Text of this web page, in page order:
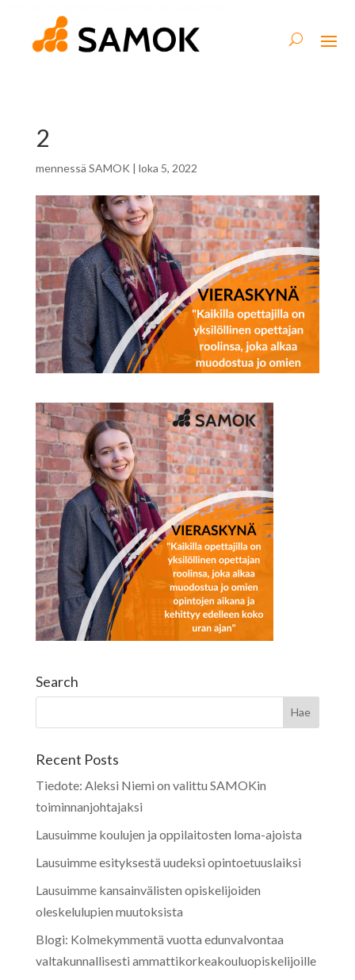
2
mennessä SAMOK | loka 5, 2022
Search
Recent Posts
Tiedote: Aleksi Niemi on valittu SAMOKin
toiminnanjohtajaksi
Lausuimme koulujen ja oppilaitosten loma-ajoista
Lausuimme esityksestä uudeksi opintoetuuslaiksi
Lausuimme kansainvälisten opiskelijoiden
oleskelulupien muutoksista
Blogi: Kolmekymmentä vuotta edunvalvontaa
valtakunnallisesti ammattikorkeakouluopiskelijoille